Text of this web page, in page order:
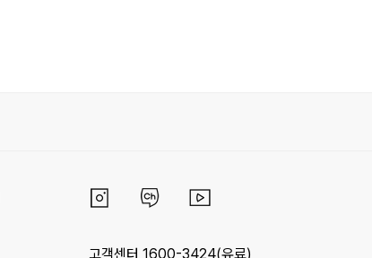
고객센터 1600-3424(유료)